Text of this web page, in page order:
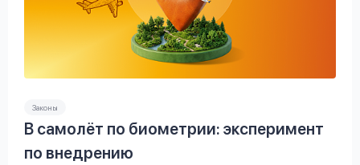
Законы
В самолёт по биометрии: эксперимент
по внедрению